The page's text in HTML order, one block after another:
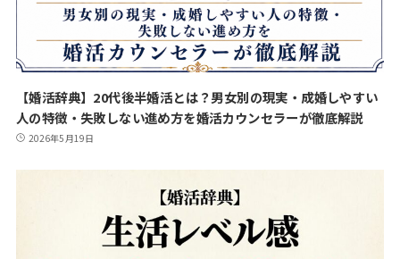
【婚活辞典】20代後半婚活とは？男女別の現実・成婚しやすい
人の特徴・失敗しない進め方を婚活カウンセラーが徹底解説
2026年5月19日